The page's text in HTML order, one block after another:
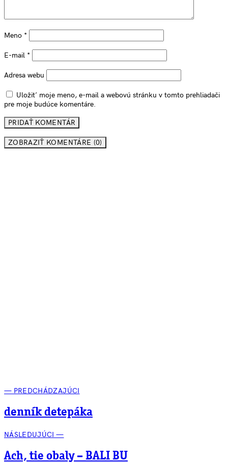
Meno *
E-mail *
Adresa webu
Uložiť moje meno, e-mail a webovú stránku v tomto prehliadači
pre moje budúce komentáre.
ZOBRAZIŤ KOMENTÁRE (0)
— PREDCHÁDZAJÚCI
denník detepáka
NÁSLEDUJÚCI —
Ach, tie obaly – BALI BU